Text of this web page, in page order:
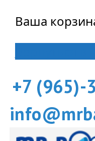
Ваша
+7 (965)-